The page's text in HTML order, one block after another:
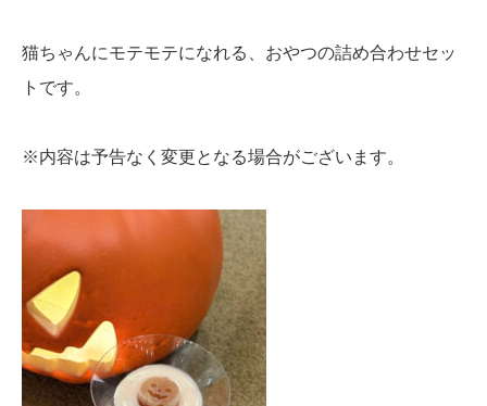
猫ちゃんにモテモテになれる、おやつの詰め合わせセッ
トです。
※内容は予告なく変更となる場合がございます。